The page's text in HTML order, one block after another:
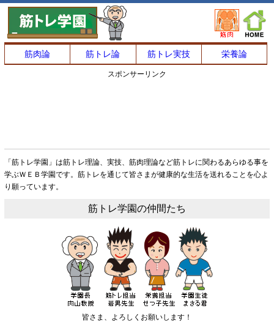
筋肉論 筋トレ論 筋トレ実技 栄養論
スポンサーリンク
「筋トレ学園」は筋トレ理論、実技、筋肉理論など筋トレに関わるあらゆる事を
学ぶＷＥＢ学園です。筋トレを通じて皆さまが健康的な生活を送れることを心よ
り願っています。
筋トレ学園の仲間たち
皆さま、よろしくお願いします！